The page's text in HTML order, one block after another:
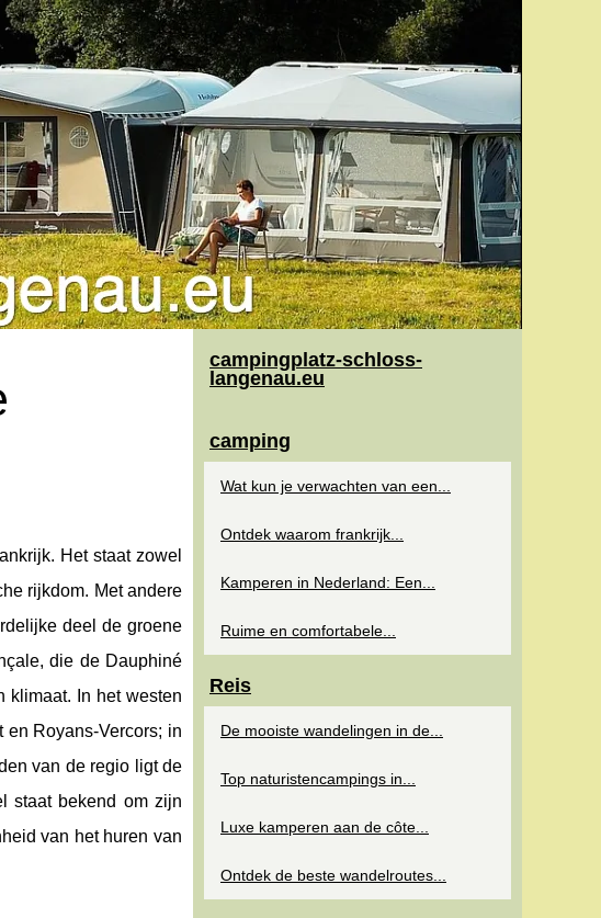
Het staat zowel
rijkdom. Met andere
deel de groene
die de Dauphiné
klimaat. In het westen
Royans-Vercors; in
van de regio ligt de
staat bekend om zijn
van het huren van
campingplatz-schloss-
langenau.eu
camping
Wat kun je verwachten van een...
Ontdek waarom frankrijk...
Kamperen in Nederland: Een...
Ruime en comfortabele...
Reis
De mooiste wandelingen in de...
Top naturistencampings in...
Luxe kamperen aan de côte...
Ontdek de beste wandelroutes...